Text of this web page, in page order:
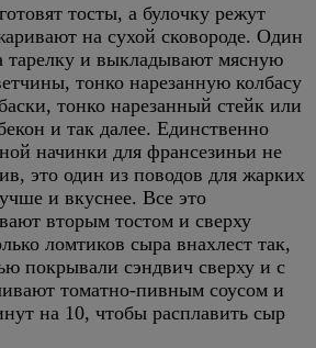
тосты, а булочку режут
на сухой сковороде. Один
тарелку и выкладывают мясную
тонко нарезанную колбасу
тонко нарезанный стейк или
и так далее. Единственно
начинки для франсезиньи не
это один из поводов для жарких
и вкуснее. Все это
вторым тостом и сверху
ломтиков сыра внахлест так,
покрывали сэндвич сверху и с
томатно-пивным соусом и
на 10, чтобы расплавить сыр